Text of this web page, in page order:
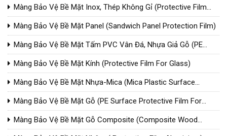
Màng Bảo Vệ Bề Mặt Inox, Thép Không Gỉ (Protective Film
For Steel)
Màng Bảo Vệ Bề Mặt Panel (Sandwich Panel Protection Film)
Màng Bảo Vệ Bề Mặt Tấm PVC Vân Đá, Nhựa Giả Gỗ (PE
Surface Protective Film For Wood Plastic Composite/PVC)
Màng Bảo Vệ Bề Mặt Kính (Protective Film For Glass)
Màng Bảo Vệ Bề Mặt Nhựa-Mica (Mica Plastic Surface
Protection Film)
Màng Bảo Vệ Bề Mặt Gỗ (PE Surface Protective Film For
Wood)
Màng Bảo Vệ Bề Mặt Gỗ Composite (Composite Wood